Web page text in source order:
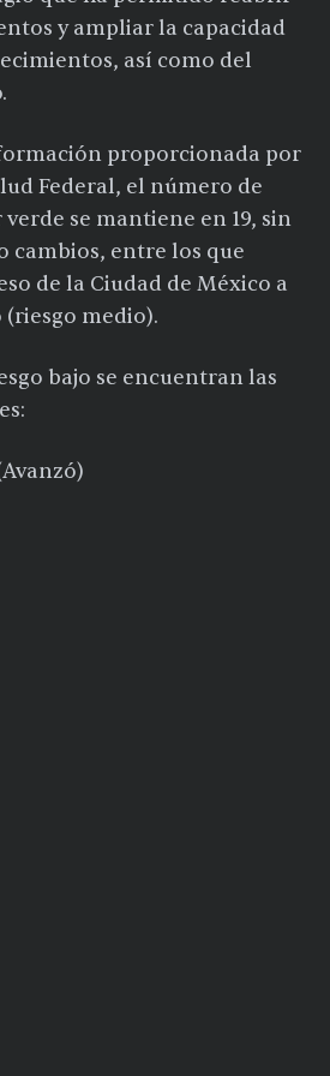
y ampliar la capacidad
así como del
proporcionada por
Federal, el número de
se mantiene en 19, sin
cambios, entre los que
de la Ciudad de México a
medio).
bajo se encuentran las